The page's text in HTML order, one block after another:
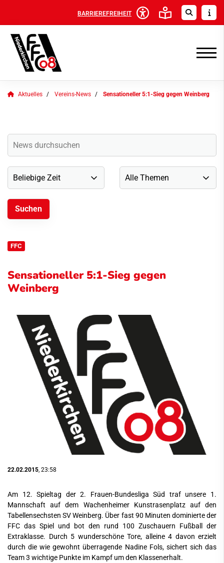
BARRIEREFREIHEIT
Aktuelles Vereins-News Sensationeller 5:1-Sieg gegen Weinberg
FFC
Sensationeller 5:1-Sieg gegen
Weinberg
22.02.2015 , 23:58
Am 12. Spieltag der 2. Frauen-Bundesliga Süd traf unsere 1.
Mannschaft auf dem Wachenheimer Kunstrasenplatz auf den
Tabellensechsten SV Weinberg. Über fast 90 Minuten dominierte der
FFC das Spiel und bot den rund 100 Zuschauern Fußball der
Extraklasse. Durch 5 wunderschöne Tore, alleine 4 davon erzielt
durch die wie gewohnt überragende Nadine Fols, sichert sich das
Team 3 wichtige Punkte im Kampf um den Klassenerhalt.